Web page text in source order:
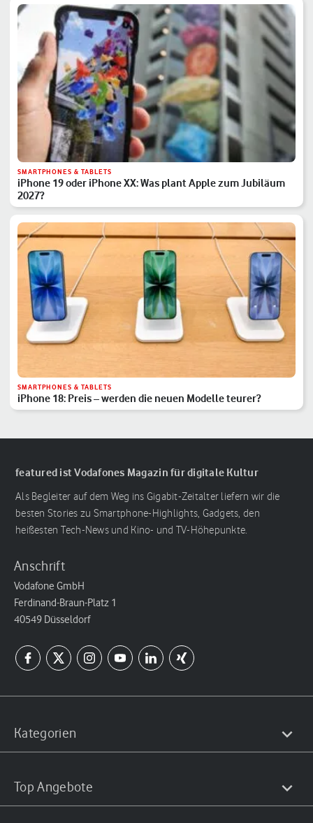
SMARTPHONES & TABLETS
iPhone 19 oder iPhone XX: Was plant Apple zum Jubiläum
2027?
SMARTPHONES & TABLETS
iPhone 18: Preis – werden die neuen Modelle teurer?
featured ist Vodafones Magazin für digitale Kultur
Als Begleiter auf dem Weg ins Gigabit-Zeitalter liefern wir die
besten Stories zu Smartphone-Highlights, Gadgets, den
heißesten Tech-News und Kino- und TV-Höhepunkte.
Anschrift
Vodafone GmbH
Ferdinand-Braun-Platz 1
40549 Düsseldorf
Kategorien
Top Angebote